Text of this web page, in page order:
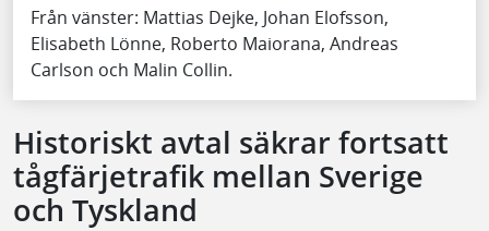
Från vänster: Mattias Dejke, Johan Elofsson,
Elisabeth Lönne, Roberto Maiorana, Andreas
Carlson och Malin Collin.
Historiskt avtal säkrar fortsatt
tågfärjetrafik mellan Sverige
och Tyskland